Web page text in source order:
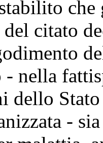
citato
- nella
dello
-